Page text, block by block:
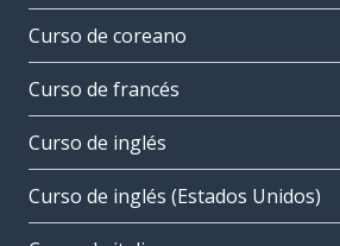
Curso de coreano
Curso de francés
Curso de inglés
Curso de inglés (Estados Unidos)